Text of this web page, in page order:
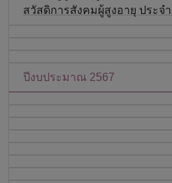
สวัสดิการสังคมผู้สูงอายุ ประจ
ปีงบประมาณ 2567